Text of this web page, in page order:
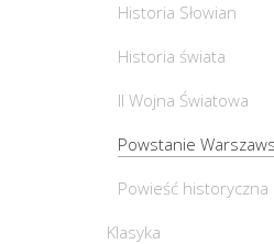
Historia Słowian
Historia świata
II Wojna Światowa
Powstanie
Powieść historyczna
Klasyka